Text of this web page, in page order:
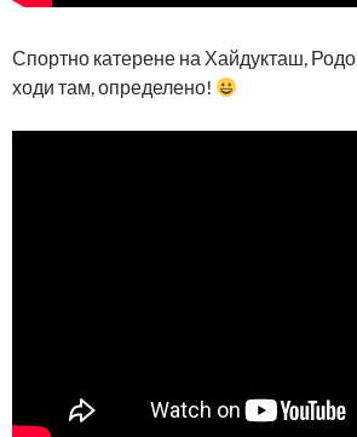
Спортно катерене на Хайдукташ,
ходи там, определено!